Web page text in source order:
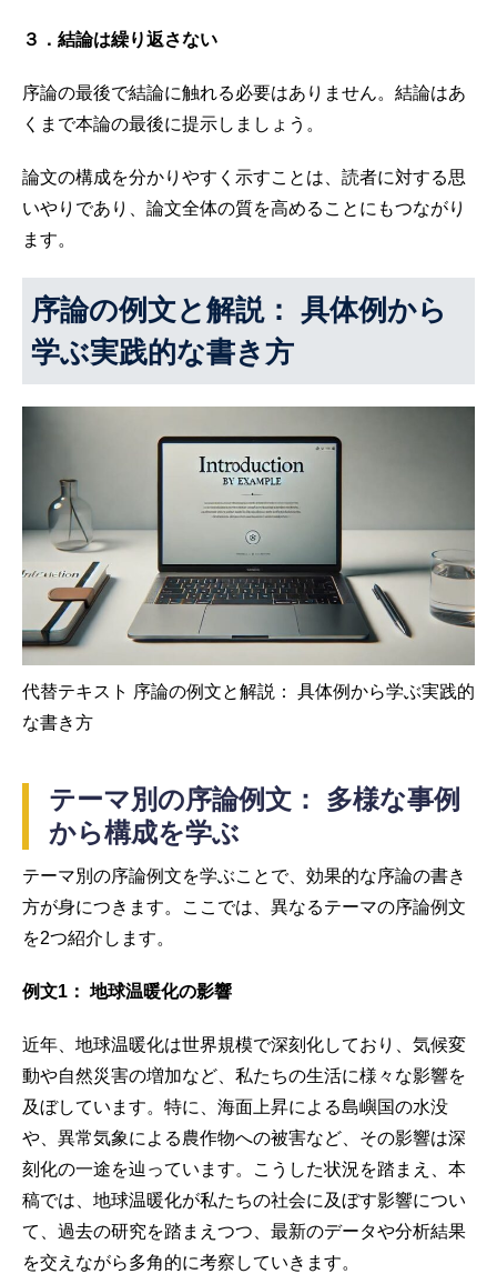
３．結論は繰り返さない
序論の最後で結論に触れる必要はありません。結論はあ
くまで本論の最後に提示しましょう。
論文の構成を分かりやすく示すことは、読者に対する思
いやりであり、論文全体の質を高めることにもつながり
ます。
序論の例文と解説： 具体例から
学ぶ実践的な書き方
代替テキスト 序論の例文と解説： 具体例から学ぶ実践的
な書き方
テーマ別の序論例文： 多様な事例
から構成を学ぶ
テーマ別の序論例文を学ぶことで、効果的な序論の書き
方が身につきます。ここでは、異なるテーマの序論例文
を2つ紹介します。
例文1： 地球温暖化の影響
近年、地球温暖化は世界規模で深刻化しており、気候変
動や自然災害の増加など、私たちの生活に様々な影響を
及ぼしています。特に、海面上昇による島嶼国の水没
や、異常気象による農作物への被害など、その影響は深
刻化の一途を辿っています。こうした状況を踏まえ、本
稿では、地球温暖化が私たちの社会に及ぼす影響につい
て、過去の研究を踏まえつつ、最新のデータや分析結果
を交えながら多角的に考察していきます。